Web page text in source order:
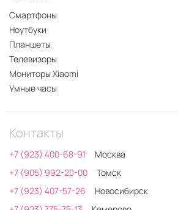
Смартфоны
Ноутбуки
Планшеты
Телевизоры
Мониторы Xiaomi
Умные часы
Контакты
+7 (923) 400-68-91
Москва
+7 (905) 992-20-00
Томск
+7 (923) 407-57-26
Новосибирск